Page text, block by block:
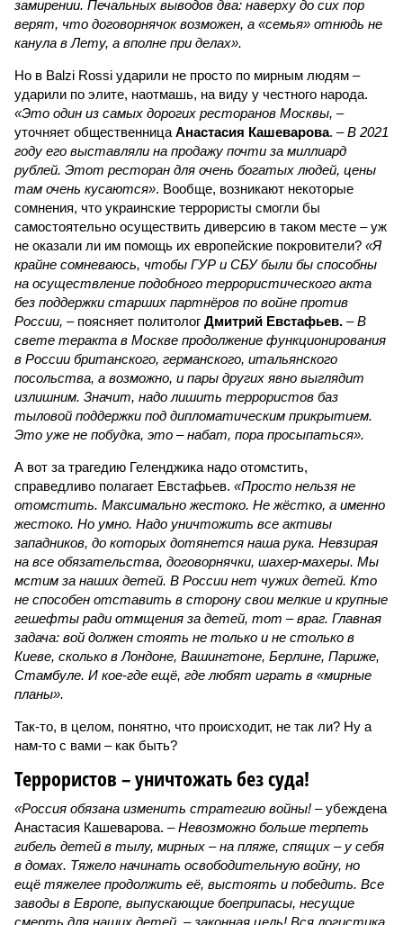
замирении. Печальных выводов два: наверху до сих пор
верят, что договорнячок возможен, а «семья» отнюдь не
канула в Лету, а вполне при делах».
Но в Balzi Rossi ударили не просто по мирным людям –
ударили по элите, наотмашь, на виду у честного народа.
«Это один из самых дорогих ресторанов Москвы, –
уточняет общественница Анастасия Кашеварова. –В 2021
году его выставляли на продажу почти за миллиард
рублей. Этот ресторан для очень богатых людей, цены
там очень кусаются». Вообще, возникают некоторые
сомнения, что украинские террористы смогли бы
самостоятельно осуществить диверсию в таком месте – уж
не оказали ли им помощь их европейские покровители? «Я
крайне сомневаюсь, чтобы ГУР и СБУ были бы способны
на осуществление подобного террористического акта
без поддержки старших партнёров по войне против
России, – поясняет политолог Дмитрий Евстафьев. –В
свете теракта в Москве продолжение функционирования
в России британского, германского, итальянского
посольства, а возможно, и пары других явно выглядит
излишним. Значит, надо лишить террористов баз
тыловой поддержки под дипломатическим прикрытием.
Это уже не побудка, это – набат, пора просыпаться».
А вот за трагедию Геленджика надо отомстить,
справедливо полагает Евстафьев. «Просто нельзя не
отомстить. Максимально жестоко. Не жёстко, а именно
жестоко. Но умно. Надо уничтожить все активы
западников, до которых дотянется наша рука. Невзирая
на все обязательства, договорнячки, шахер-махеры. Мы
мстим за наших детей. В России нет чужих детей. Кто
не способен отставить в сторону свои мелкие и крупные
гешефты ради отмщения за детей, тот – враг. Главная
задача: вой должен стоять не только и не столько в
Киеве, сколько в Лондоне, Вашингтоне, Берлине, Париже,
Стамбуле. И кое-где ещё, где любят играть в «мирные
планы».
Так-то, в целом, понятно, что происходит, не так ли? Ну а
нам-то с вами – как быть?
Террористов – уничтожать без суда!
«Россия обязана изменить стратегию войны! – убеждена
Анастасия Кашеварова. –Невозможно больше терпеть
гибель детей в тылу, мирных – на пляже, спящих – у себя
в домах. Тяжело начинать освободительную войну, но
ещё тяжелее продолжить её, выстоять и победить. Все
заводы в Европе, выпускающие боеприпасы, несущие
смерть для наших детей, – законная цель! Вся логистика